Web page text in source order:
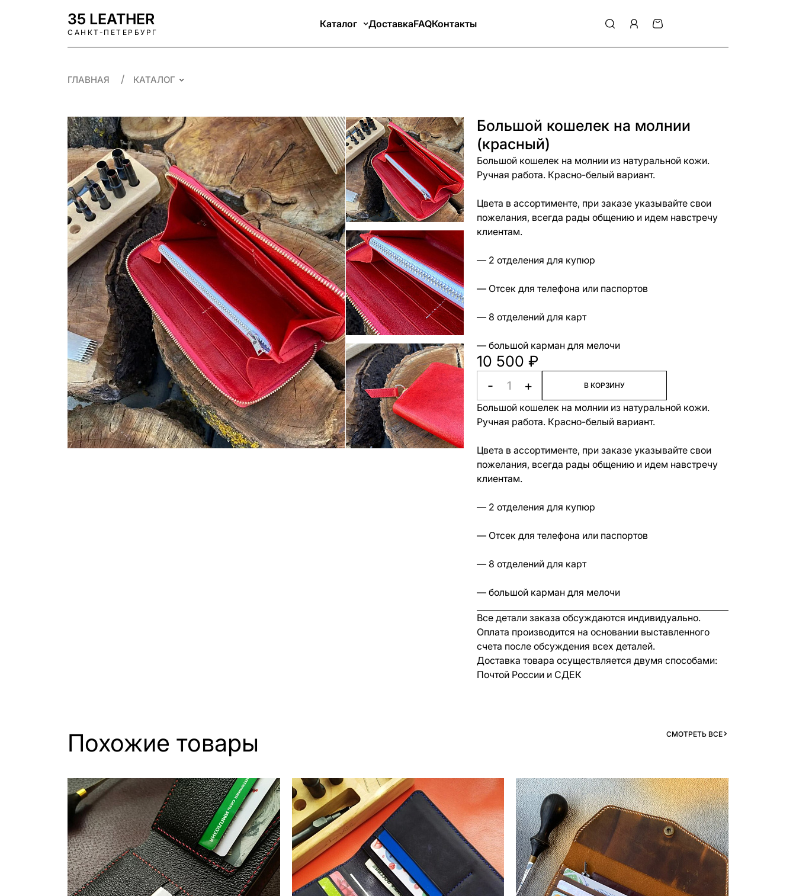
35 LEATHER
САНКТ-ПЕТЕРБУРГ
Каталог ДоставкаFAQКонтакты
ГЛАВНАЯ КАТАЛОГ
Большой кошелек на молнии
(красный)
Большой кошелек на молнии из натуральной кожи.
Ручная работа. Красно-белый вариант.
Цвета в ассортименте, при заказе указывайте свои
пожелания, всегда рады общению и идем навстречу
клиентам.
— 2 отделения для купюр
— Отсек для телефона или паспортов
— 8 отделений для карт
— большой карман для мелочи
10 500 ₽
- + В КОРЗИНУ
Большой кошелек на молнии из натуральной кожи.
Ручная работа. Красно-белый вариант.
Цвета в ассортименте, при заказе указывайте свои
пожелания, всегда рады общению и идем навстречу
клиентам.
— 2 отделения для купюр
— Отсек для телефона или паспортов
— 8 отделений для карт
— большой карман для мелочи
Все детали заказа обсуждаются индивидуально.
Оплата производится на основании выставленного
счета после обсуждения всех деталей.
Доставка товара осуществляется двумя способами:
Почтой России и СДЕК
Похожие товары СМОТРЕТЬ ВСЕ